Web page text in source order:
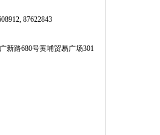
87622843
新路680号黄埔贸易广场301